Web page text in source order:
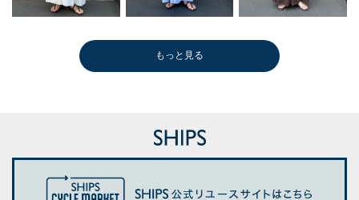
もっと見る